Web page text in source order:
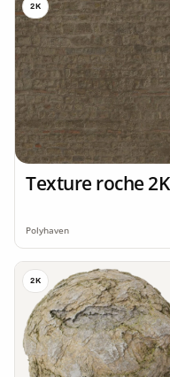
2K
Texture roche 2K
Polyhaven
2K